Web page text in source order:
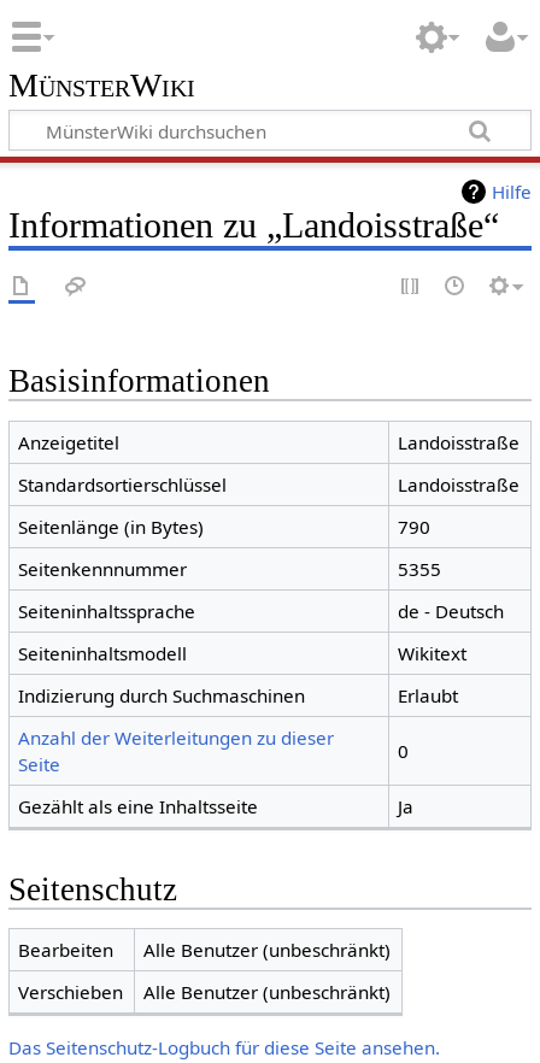
MünsterWiki
Hilfe
Informationen zu „Landoisstraße“
Basisinformationen
Anzeigetitel
Landoisstraße
Standardsortierschlüssel
Landoisstraße
Seitenlänge (in Bytes)
790
Seitenkennnummer
5355
Seiteninhaltssprache
de - Deutsch
Seiteninhaltsmodell
Wikitext
Indizierung durch Suchmaschinen
Erlaubt
Anzahl der Weiterleitungen zu dieser
Seite
0
Gezählt als eine Inhaltsseite Ja
Seitenschutz
Bearbeiten
Alle Benutzer (unbeschränkt)
Verschieben
Alle Benutzer (unbeschränkt)
Das Seitenschutz-Logbuch für diese Seite ansehen.